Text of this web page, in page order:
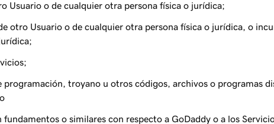
Usuario o de cualquier otra persona física o jurídica;
otro Usuario o de cualquier otra persona física o jurídica, o
troyano u otros códigos, archivos o programas
o similares con respecto a GoDaddy o a los